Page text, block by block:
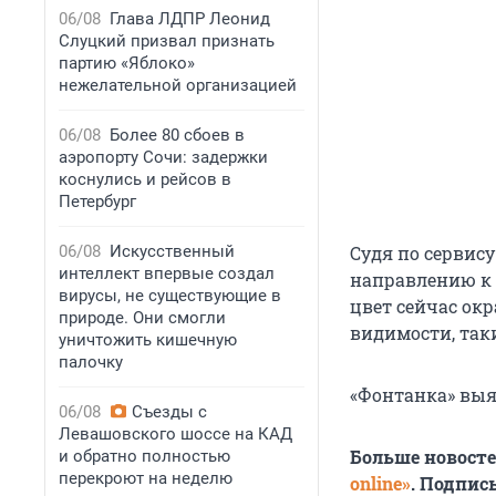
06/08 Глава ЛДПР Леонид
Слуцкий призвал признать
партию «Яблоко»
нежелательной организацией
06/08 Более 80 сбоев в
аэропорту Сочи: задержки
коснулись и рейсов в
Петербург
06/08 Искусственный
интеллект впервые создал
вирусы, не существующие в
природе. Они смогли
уничтожить кишечную
палочку
06/08
Съезды с
Левашовского шоссе на КАД
и обратно полностью
перекроют на неделю
Судя по
направлению к
цвет сейчас
видимости,
«Фонтанка»
Больше
online».